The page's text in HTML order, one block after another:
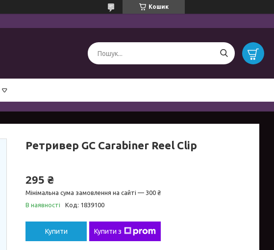
Кошик
Ретривер GC Carabiner Reel Clip
295 ₴
Мінімальна сума замовлення на сайті — 300 ₴
В наявності
Код: 1839100
Купити Купити з